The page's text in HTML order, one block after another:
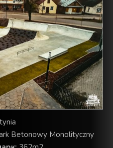
Betonowy Monolityczny